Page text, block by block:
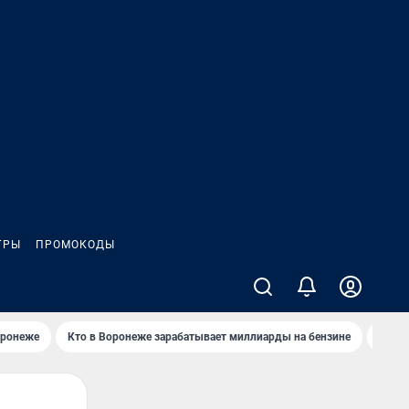
ПРОМОКОДЫ
Кто в Воронеже зарабатывает миллиарды на бензине